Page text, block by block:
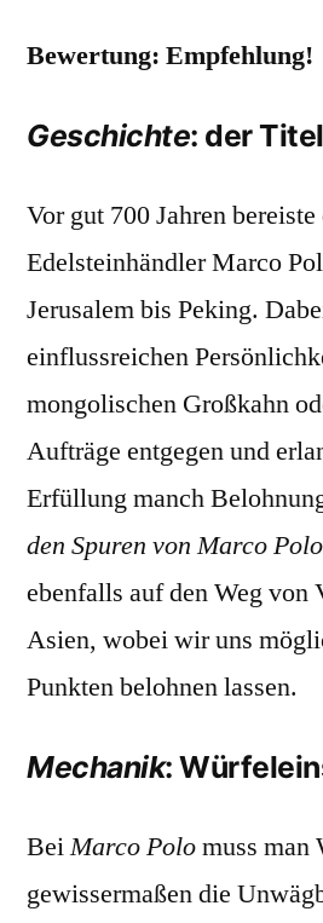
Bewertung: Empfehlung!
Geschichte: der
Vor gut 700 Jahren
Edelsteinhändler Marco
Jerusalem bis Peking.
einflussreichen
mongolischen Großkahn
Aufträge entgegen und
Erfüllung manch
den Spuren von Marco Polo
ebenfalls auf den Weg von
Asien, wobei wir uns
Punkten belohnen lassen.
Mechanik:
BeiMarco Polomuss man
gewissermaßen die